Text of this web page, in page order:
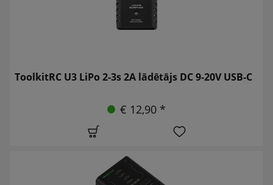
ToolkitRC U3 LiPo 2-3s 2A lādētājs DC 9-20V USB-C
€ 12,90 *